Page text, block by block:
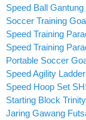
Speed Ball
Soccer Training
Speed Training
Speed Training
Portable Soccer
Speed Agility
Speed Hoop Set
Starting Block
Jaring Gawang